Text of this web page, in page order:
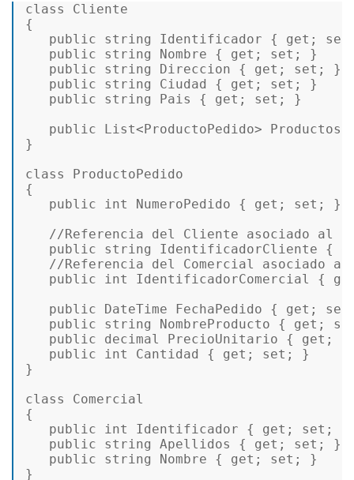
class
Cliente
{
public
string Identificador { get ; set
public
string Nombre { get ; set ; }
public
string Direccion { get ; set ;
public
string Ciudad { get ; set ; }
public
string Pais { get ; set ; }
public List<ProductoPedido>
}
class
ProductoPedido
{
public
int NumeroPedido { get ; set ;
//Referencia del Cliente asociado al
public
string IdentificadorCliente {
//Referencia del Comercial asociado
public
int IdentificadorComercial {
public DateTime FechaPedido { get ; set
public
string NombreProducto { get ;
public
decimal PrecioUnitario { get ;
public
int Cantidad { get ; set ; }
}
class
Comercial
{
public
int Identificador { get ; set ;
public
string Apellidos { get ; set ;
public
string Nombre { get ; set ; }
}